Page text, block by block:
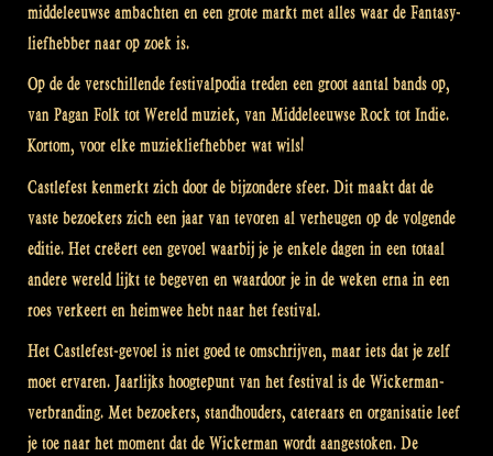
middeleeuwse ambachten en een grote markt met alles waar de Fantasy-
liefhebber naar op zoek is.
Op de de verschillende festivalpodia treden een groot aantal bands op,
van Pagan Folk tot Wereld muziek, van Middeleeuwse Rock tot Indie.
Kortom, voor elke muziekliefhebber wat wils!
Castlefest kenmerkt zich door de bijzondere sfeer. Dit maakt dat de
vaste bezoekers zich een jaar van tevoren al verheugen op de volgende
editie. Het creëert een gevoel waarbij je je enkele dagen in een totaal
andere wereld lijkt te begeven en waardoor je in de weken erna in een
roes verkeert en heimwee hebt naar het festival.
Het Castlefest-gevoel is niet goed te omschrijven, maar iets dat je zelf
moet ervaren. Jaarlijks hoogtepunt van het festival is de Wickerman-
verbranding. Met bezoekers, standhouders, cateraars en organisatie leef
je toe naar het moment dat de Wickerman wordt aangestoken. De